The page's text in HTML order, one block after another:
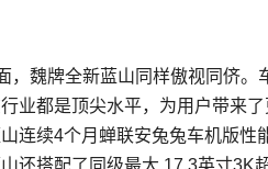
，魏牌全新蓝山同样傲视同侪
业都是顶尖水平，为用户带来
连续4个月蝉联安兔兔车机版